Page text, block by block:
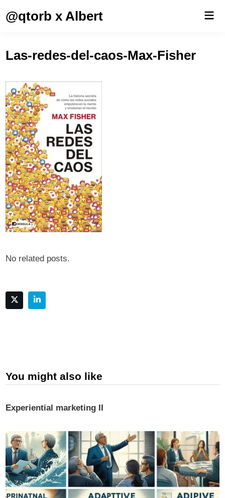
@qtorb x Albert
Las-redes-del-caos-Max-Fisher
No related posts.
You might also like
Experiential marketing II